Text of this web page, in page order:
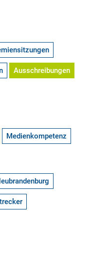
Ausschreibungen
Medienkompetenz